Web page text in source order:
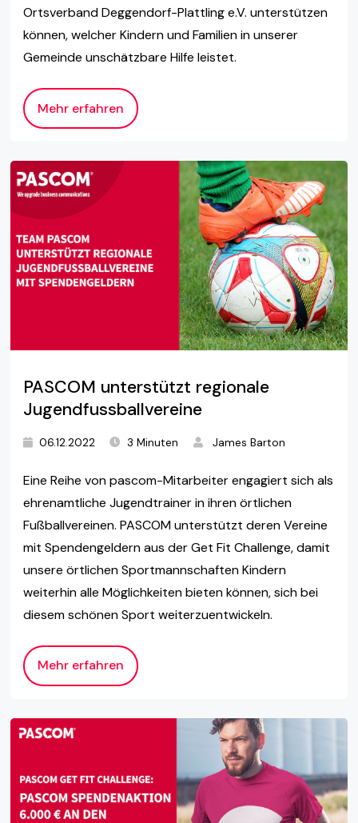
Ortsverband Deggendorf-Plattling e.V. unterstützen
können, welcher Kindern und Familien in unserer
Gemeinde unschätzbare Hilfe leistet.
Mehr erfahren
PASCOM unterstützt regionale
Jugendfussballvereine
06.12.2022 3 Minuten James Barton
Eine Reihe von pascom-Mitarbeiter engagiert sich als
ehrenamtliche Jugendtrainer in ihren örtlichen
Fußballvereinen. PASCOM unterstützt deren Vereine
mit Spendengeldern aus der Get Fit Challenge, damit
unsere örtlichen Sportmannschaften Kindern
weiterhin alle Möglichkeiten bieten können, sich bei
diesem schönen Sport weiterzuentwickeln.
Mehr erfahren